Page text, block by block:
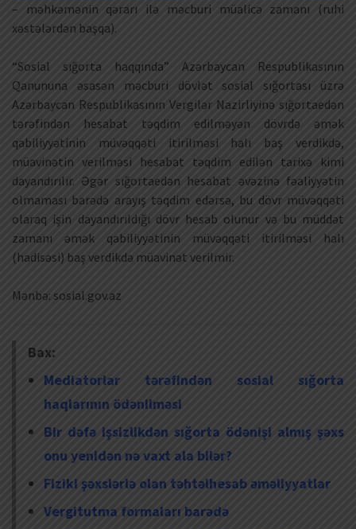
– məhkəmənin qərarı ilə məcburi müalicə zamanı (ruhi
xəstələrdən başqa).
“Sosial sığorta haqqında” Azərbaycan Respublikasının
Qanununa əsasən məcburi dövlət sosial sığortası üzrə
Azərbaycan Respublikasının Vergilər Nazirliyinə sığortaedən
tərəfindən hesabat təqdim edilməyən dövrdə əmək
qabiliyyətinin müvəqqəti itirilməsi halı baş verdikdə,
müavinətin verilməsi hesabat təqdim edilən tarixə kimi
dayandırılır. Əgər sığortaedən hesabat əvəzinə fəaliyyətin
olmaması barədə arayış təqdim edərsə, bu dövr müvəqqəti
olaraq işin dayandırıldığı dövr hesab olunur və bu müddət
zamanı əmək qabiliyyətinin müvəqqəti itirilməsi halı
(hadisəsi) baş verdikdə müavinət verilmir.
Mənbə: sosial.gov.az
Bax:
Mediatorlar tərəfindən sosial sığorta
haqlarının ödənilməsi
Bir dəfə işsizlikdən sığorta ödənişi almış şəxs
onu yenidən nə vaxt ala bilər?
Fiziki şəxslərlə olan təhtəlhesab əməliyyatlar
Vergitutma formaları barədə